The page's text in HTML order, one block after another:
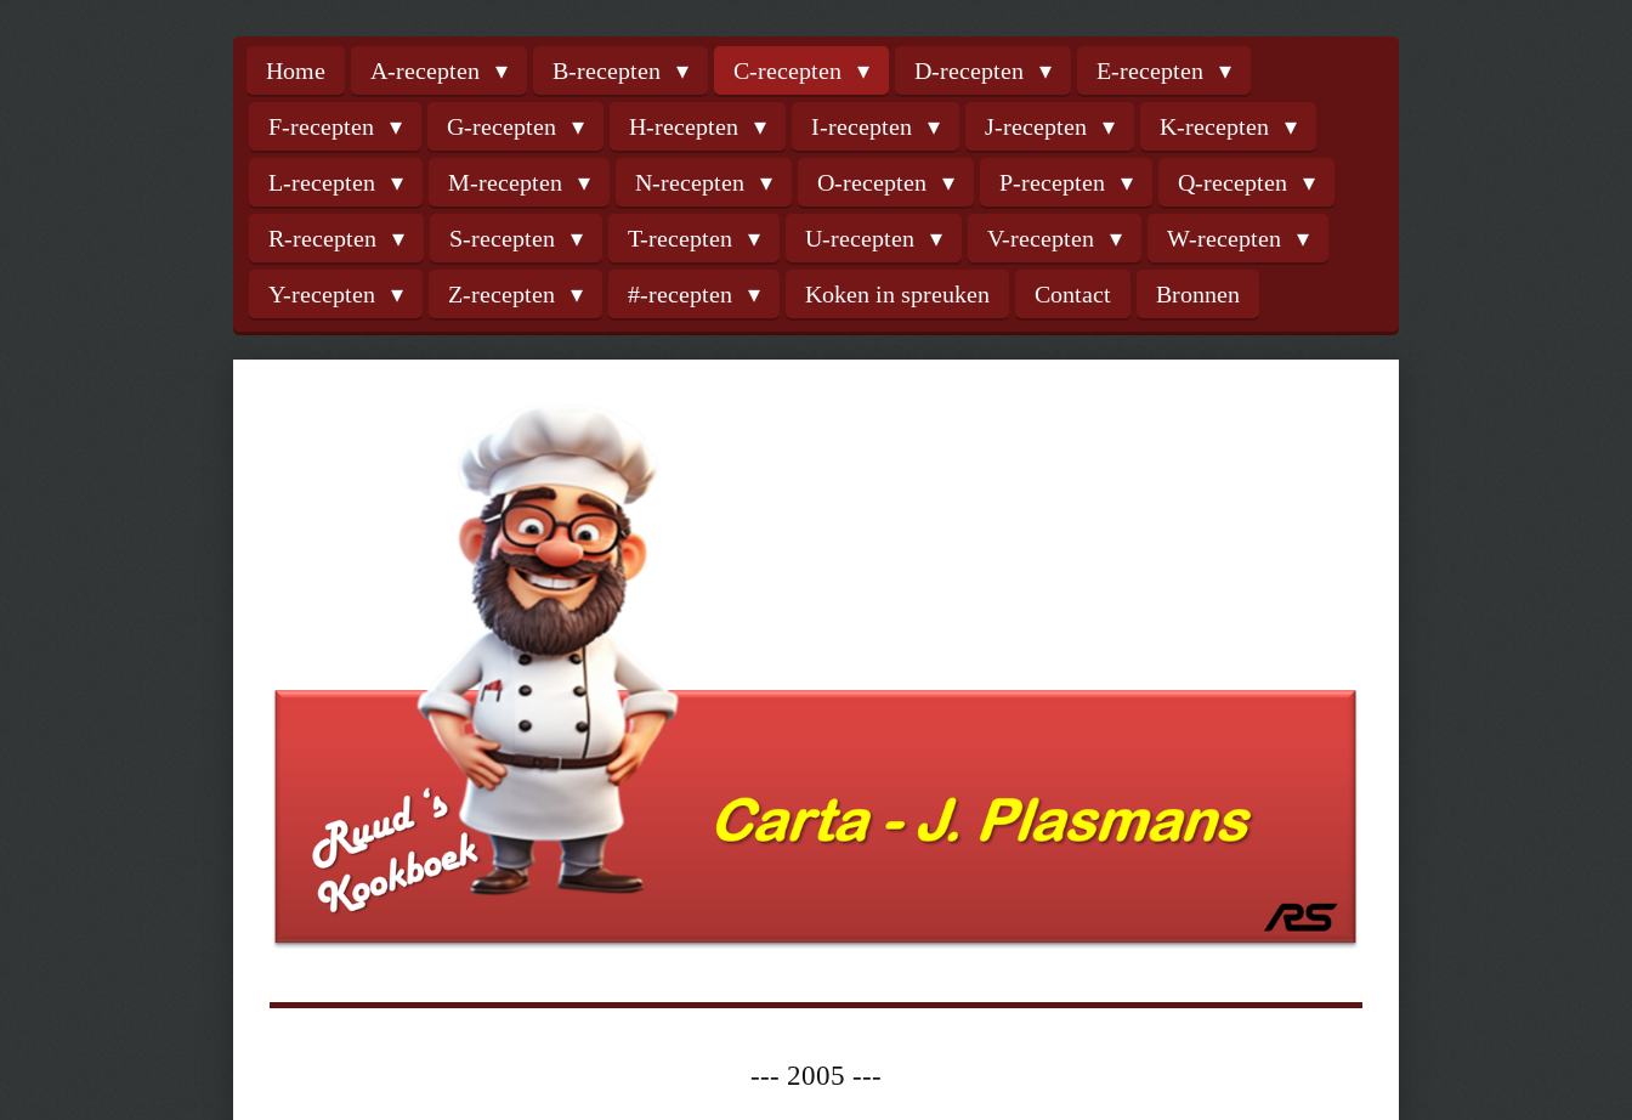
Home A-recepten B-recepten C-recepten D-recepten E-recepten
F-recepten G-recepten H-recepten I-recepten J-recepten K-recepten
L-recepten M-recepten N-recepten O-recepten P-recepten Q-recepten
R-recepten S-recepten T-recepten U-recepten V-recepten W-recepten
Y-recepten Z-recepten #-recepten Koken in spreuken Contact Bronnen
--- 2005 ---